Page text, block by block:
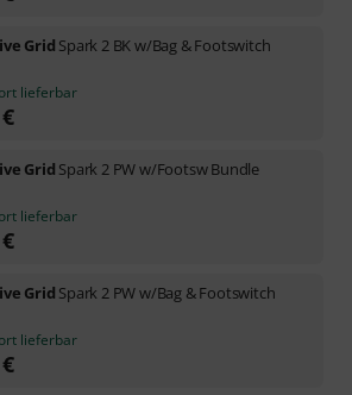
Grid Spark 2 BK w/Bag & Footswitch
lieferbar
€
Grid Spark 2 PW w/Footsw Bundle
lieferbar
€
Grid Spark 2 PW w/Bag & Footswitch
lieferbar
€